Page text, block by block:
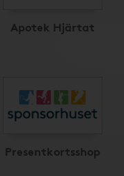
Apotek Hjärtat
Presentkortsshop